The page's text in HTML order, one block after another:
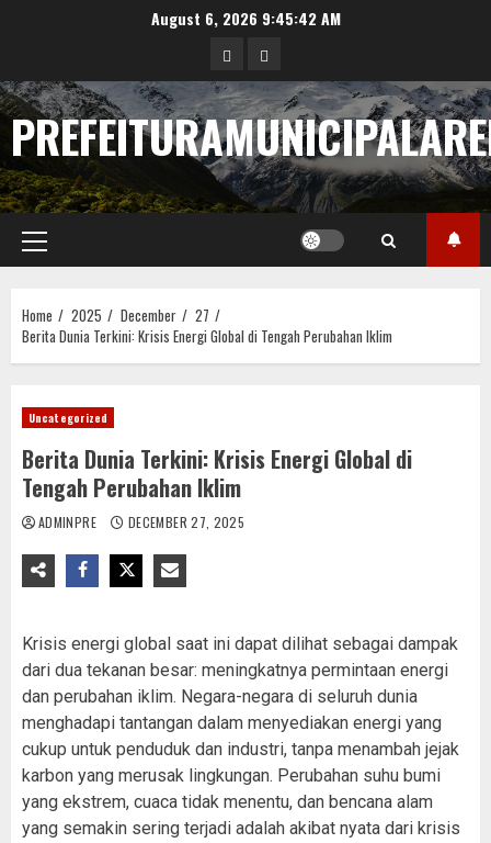
August 6, 2026 9:45:43 AM
pengeluaran
hongkong
pengeluaran
togel
sgp
Primary
Menu
Home 2025 December
27
Berita Dunia Terkini: Krisis Energi Global di Tengah Perubahan Iklim
Uncategorized
Berita Dunia Terkini: Krisis Energi Global di
Tengah Perubahan Iklim
ADMINPRE DECEMBER 27, 2025
Krisis energi global saat ini dapat dilihat sebagai dampak
dari dua tekanan besar: meningkatnya permintaan energi
dan perubahan iklim. Negara-negara di seluruh dunia
menghadapi tantangan dalam menyediakan energi yang
cukup untuk penduduk dan industri, tanpa menambah jejak
karbon yang merusak lingkungan. Perubahan suhu bumi
yang ekstrem, cuaca tidak menentu, dan bencana alam
yang semakin sering terjadi adalah akibat nyata dari krisis